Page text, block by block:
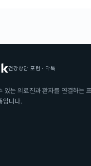
건강상담 포럼 · 닥톡
있는 의료진과 환자를 연결하는
입니다.